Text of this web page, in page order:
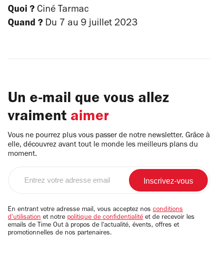
Quoi ? Ciné Tarmac
Quand ? Du 7 au 9 juillet 2023
Un e-mail que vous allez
vraiment aimer
Vous ne pourrez plus vous passer de notre newsletter. Grâce à
elle, découvrez avant tout le monde les meilleurs plans du
moment.
email
En entrant votre adresse mail, vous acceptez nos conditions
d'utilisation et notre politique de confidentialité et de recevoir les
emails de Time Out à propos de l'actualité, évents, offres et
promotionnelles de nos partenaires.